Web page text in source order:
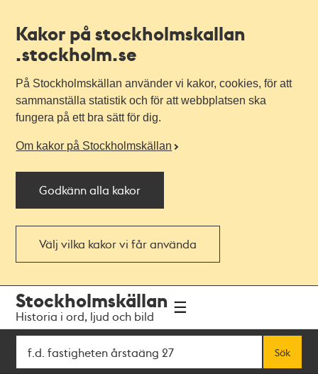
Kakor på stockholmskallan
.stockholm.se
På Stockholmskällan använder vi kakor, cookies, för att
sammanställa statistik och för att webbplatsen ska
fungera på ett bra sätt för dig.
Om kakor på Stockholmskällan
Godkänn alla kakor
Välj vilka kakor vi får använda
navigationen
huvudinnehållet
Stockholmskällan
Historia i ord, ljud och bild
Sök
Sök